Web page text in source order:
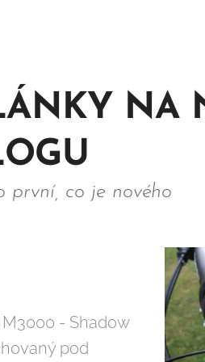
NA
první, co je nového
- Shadow
pod